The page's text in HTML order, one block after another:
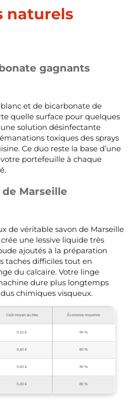
naturels
gagnants
et de bicarbonate de
quelle surface pour quelques
solution désinfectante
toxiques des sprays
Ce duo reste la base d’une
portefeuille à chaque
de Marseille
de véritable savon de Marseille
une lessive liquide très
ajoutés à la préparation
taches difficiles tout en
du calcaire. Votre linge
dure plus longtemps
chimiques visqueux.
Coût moyen au litre Économie moyenne
0,15 € 95 %
0,40 € 80 %
0,60 € 90 %
0,20 € 85 %